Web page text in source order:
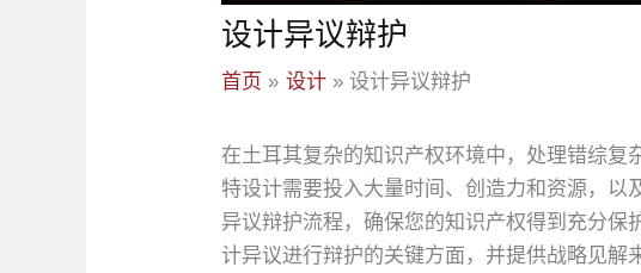
设计异议辩护
首页 设计 设计异议辩护
在土耳其复杂的知识产权环境中，处理错综复
特设计需要投入大量时间、创造力和资源，
异议辩护流程，确保您的知识产权得到充分
计异议进行辩护的关键方面，并提供战略见解